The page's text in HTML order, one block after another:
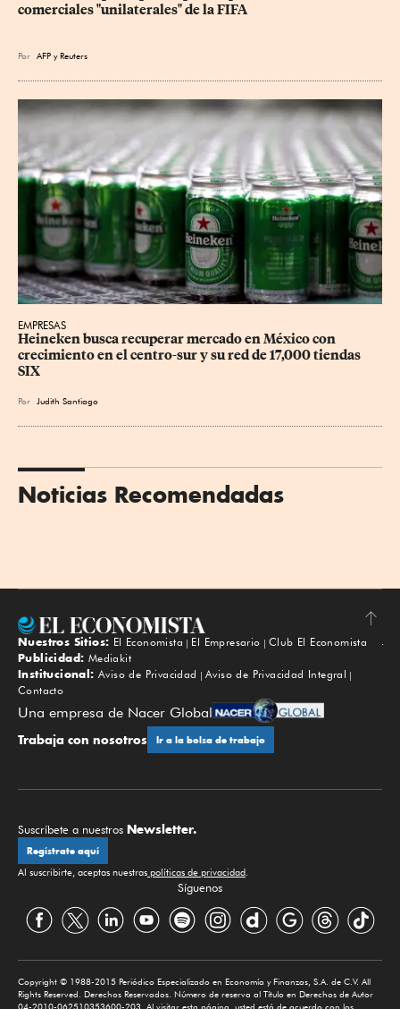
comerciales "unilaterales" de la FIFA
Por AFP yReuters
EMPRESAS
Heineken busca recuperar mercado en México con
crecimiento en el centro-sur y su red de 17,000 tiendas
SIX
Por Judith Santiago
Noticias Recomendadas
Subir
Nuestros Sitios: El Economista El Empresario
Club El Economista
Publicidad: Mediakit
Institucional: Aviso de Privacidad
Aviso de Privacidad Integral
Contacto
Una empresa de Nacer Global
Trabaja con nosotros Ir a la bolsa de trabajo
Suscríbete a nuestros Newsletter.
Regístrate aquí
Al suscribirte, aceptas nuestras políticas de privacidad.
Síguenos
Copyright © 1988-2015 Periódico Especializado en Economía y Finanzas, S.A. de C.V. All
Rights Reserved. Derechos Reservados. Número de reserva al Título en Derechos de Autor
04-2010-062510353600-203. Al visitar esta página, usted está de acuerdo con los